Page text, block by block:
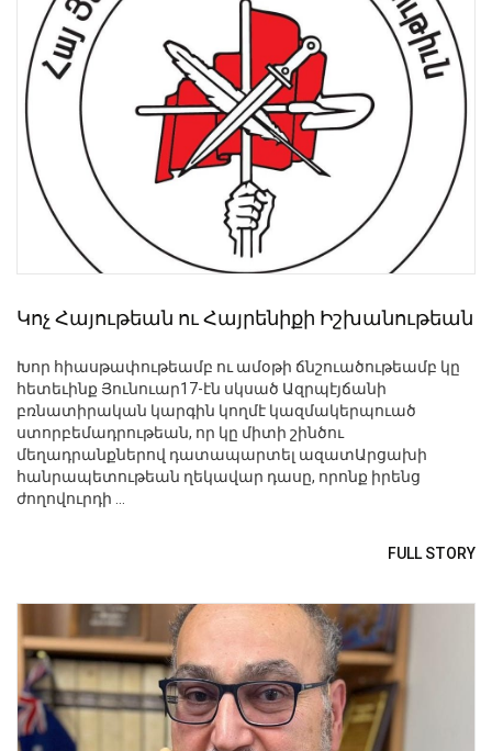
Կոչ Հայութեան ու Հայրենիքի Իշխանութեան
Խոր հիասթափութեամբ ու ամօթի ճնշուածութեամբ կը
հետեւինք Յունուար17-էն սկսած Ազրպէյճանի
բռնատիրական կարգին կողմէ կազմակերպուած
ստորբեմադրութեան, որ կը միտի շինծու
մեղադրանքներով դատապարտել ազատԱրցախի
հանրապետութեան ղեկավար դասը, որոնք իրենց
ժողովուրդի ...
FULL STORY